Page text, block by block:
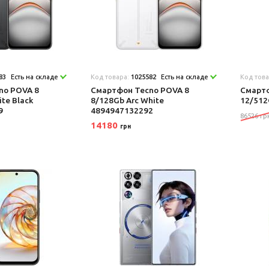
Есть на складе
POVA 8
Black
Код товара: 1025582 Есть на складе
Смартфон Tecno POVA 8
8/128Gb Arc White
4894947132292
14180 грн
Код
12/
86526